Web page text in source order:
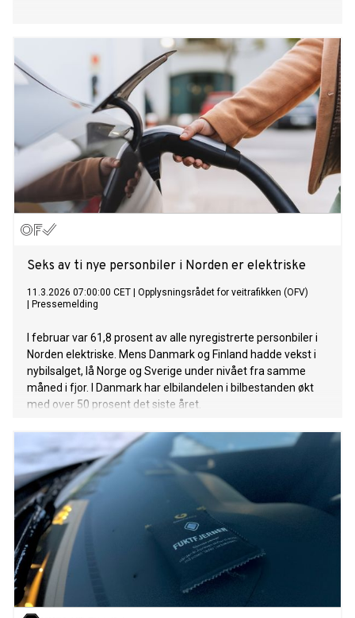
Seks av ti nye personbiler i Norden er elektriske
11.3.2026 07:00:00 CET
Opplysningsrådet for veitrafikken (OFV)
Pressemelding
I februar var 61,8 prosent av alle nyregistrerte personbiler i
Norden elektriske. Mens Danmark og Finland hadde vekst i
nybilsalget, lå Norge og Sverige under nivået fra samme
måned i fjor. I Danmark har elbilandelen i bilbestanden økt
med over 50 prosent det siste året.